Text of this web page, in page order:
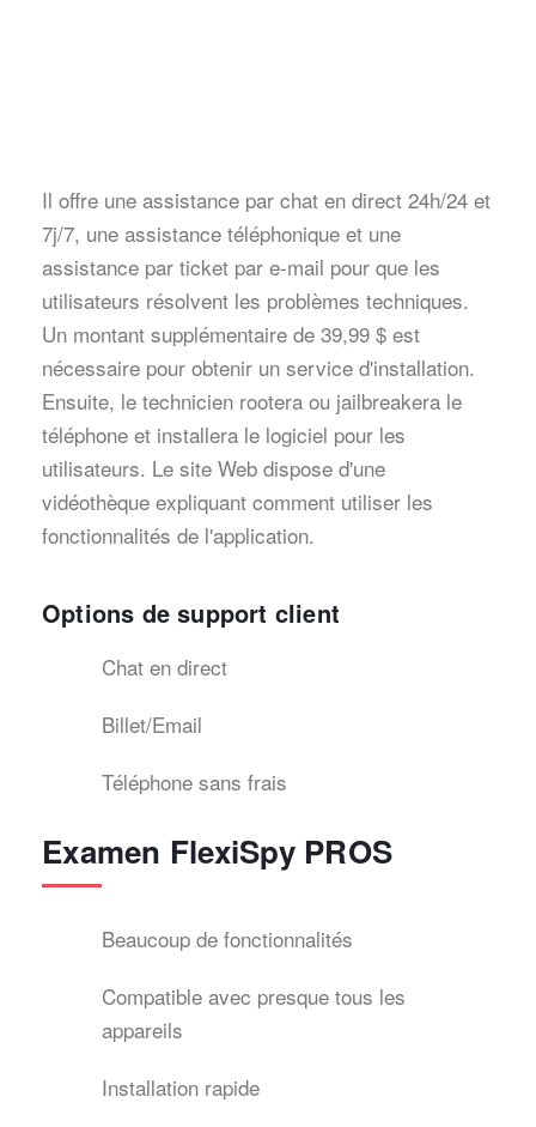
Il offre une assistance par chat en direct 24h/24 et
7j/7, une assistance téléphonique et une
assistance par ticket par e-mail pour que les
utilisateurs résolvent les problèmes techniques.
Un montant supplémentaire de 39,99 $ est
nécessaire pour obtenir un service d'installation.
Ensuite, le technicien rootera ou jailbreakera le
téléphone et installera le logiciel pour les
utilisateurs. Le site Web dispose d'une
vidéothèque expliquant comment utiliser les
fonctionnalités de l'application.
Options de support client
Chat en direct
Billet/Email
Téléphone sans frais
Examen FlexiSpy PROS
Beaucoup de fonctionnalités
Compatible avec presque tous les
appareils
Installation rapide